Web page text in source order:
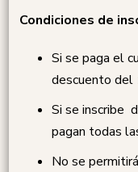
Condiciones de
Si se paga el
descuento del
Si se inscribe
pagan todas
No se